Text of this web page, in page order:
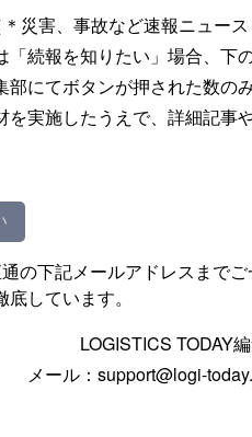
災害、事故など速報ニュー
続報を知りたい」場合、下
部にてボタンが押された数の
を実施したうえで、詳細記事
の下記メールアドレスまでご
しています。
LOGISTICS TODAY
メール：support@logi-